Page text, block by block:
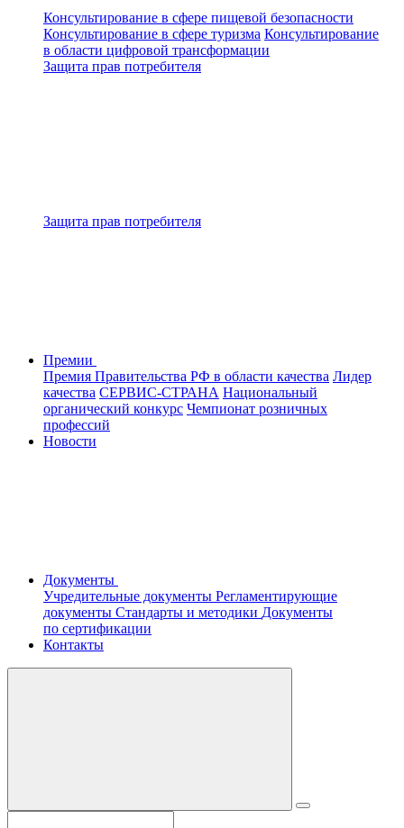
Консультирование в сфере пищевой безопасности
Консультирование в сфере туризма Консультирование
в области цифровой трансформации
Защита прав потребителя
Защита прав потребителя
Премии
Премия Правительства РФ в области качества Лидер
качества СЕРВИС-СТРАНА Национальный
органический конкурс Чемпионат розничных
профессий
Новости
Документы
Учредительные документы Регламентирующие
документы Стандарты и методики Документы
по сертификации
Контакты